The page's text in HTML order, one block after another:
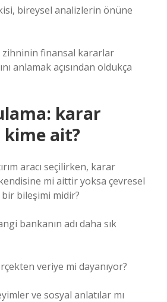
bireysel analizlerin önüne
zihninin finansal kararlar
anlamak açısından oldukça
karar
ait?
aracı seçilirken, karar
mi aittir yoksa çevresel
bileşimi midir?
bankanın adı daha sık
veriye mi dayanıyor?
ve sosyal anlatılar mı